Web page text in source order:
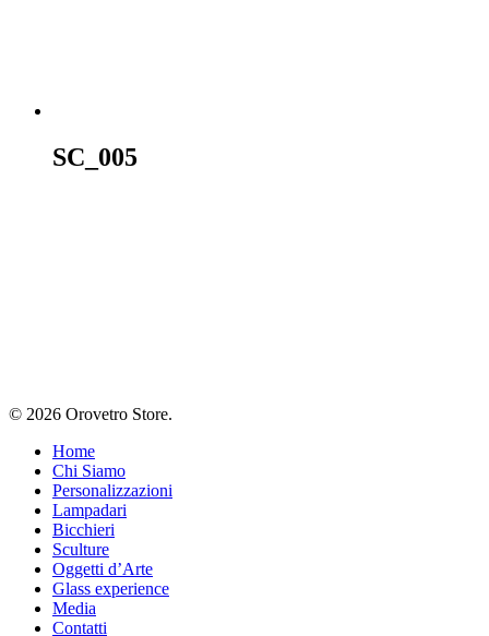
SC_005
© 2026 Orovetro Store.
Home
Chi Siamo
Personalizzazioni
Lampadari
Bicchieri
Sculture
Oggetti d’Arte
Glass experience
Media
Contatti